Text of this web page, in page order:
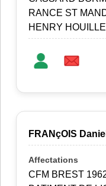
RANCE ST
HENRY
FRANçOIS Daniel
CFM BREST